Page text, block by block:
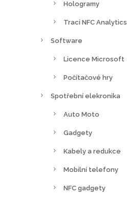
Hologramy
Traci NFC Analytics
Software
Licence Microsoft
Počítačové hry
Spotřební elekronika
Auto Moto
Gadgety
Kabely a redukce
Mobilní telefony
NFC gadgety